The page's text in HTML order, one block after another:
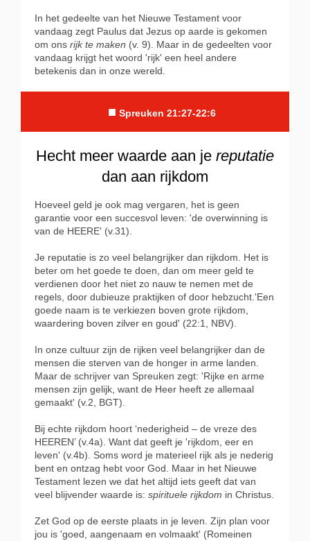
In het gedeelte van het Nieuwe Testament voor
vandaag zegt Paulus dat Jezus op aarde is gekomen
om ons rijk te maken (v. 9). Maar in de gedeelten voor
vandaag krijgt het woord 'rijk' een heel andere
betekenis dan in onze wereld.
■ Spreuken 21:27-22:6
Hecht meer waarde aan je reputatie
dan aan rijkdom
Hoeveel geld je ook mag vergaren, het is geen
garantie voor een succesvol leven: 'de overwinning is
van de HEERE' (v.31).
Je reputatie is zo veel belangrijker dan rijkdom. Het is
beter om het goede te doen, dan om meer geld te
verdienen door het niet zo nauw te nemen met de
regels, door dubieuze praktijken of door hebzucht.'Een
goede naam is te verkiezen boven grote rijkdom,
waardering boven zilver en goud' (22:1, NBV).
In onze cultuur zijn de rijken veel belangrijker dan de
mensen die sterven van de honger in arme landen.
Maar de schrijver van Spreuken zegt: 'Rijke en arme
mensen zijn gelijk, want de Heer heeft ze allemaal
gemaakt' (v.2, BGT).
Bij echte rijkdom hoort ‘nederigheid – de vreze des
HEEREN’ (v.4a). Want dat geeft je 'rijkdom, eer en
leven' (v.4b). Soms word je materieel rijk als je nederig
bent en ontzag hebt voor God. Maar in het Nieuwe
Testament lezen we dat het altijd iets geeft dat van
veel blijvender waarde is: spirituele rijkdom in Christus.
Zet God op de eerste plaats in je leven. Zijn plan voor
jou is 'goed, aangenaam en volmaakt' (Romeinen